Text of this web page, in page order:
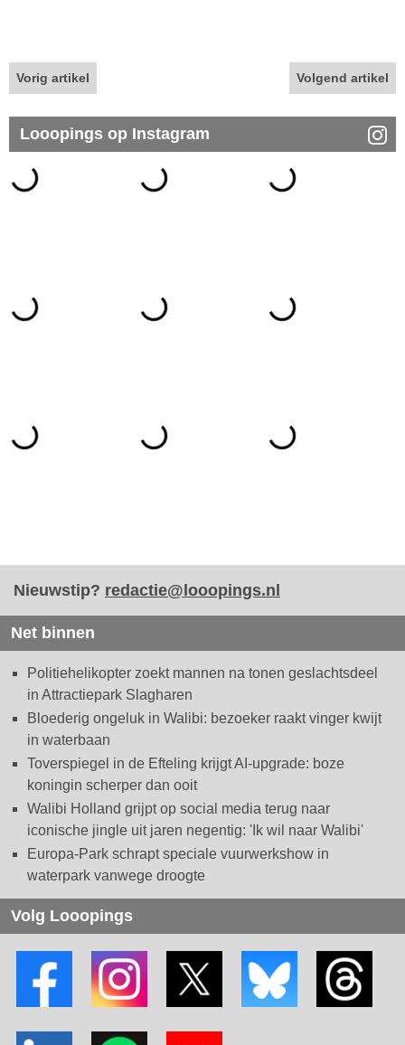
Vorig artikel Volgend artikel
Looopings op Instagram
Nieuwstip? redactie@looopings.nl
Net binnen
Politiehelikopter zoekt mannen na tonen geslachtsdeel
in Attractiepark Slagharen
Bloederig ongeluk in Walibi: bezoeker raakt vinger kwijt
in waterbaan
Toverspiegel in de Efteling krijgt AI-upgrade: boze
koningin scherper dan ooit
Walibi Holland grijpt op social media terug naar
iconische jingle uit jaren negentig: 'Ik wil naar Walibi'
Europa-Park schrapt speciale vuurwerkshow in
waterpark vanwege droogte
Volg Looopings